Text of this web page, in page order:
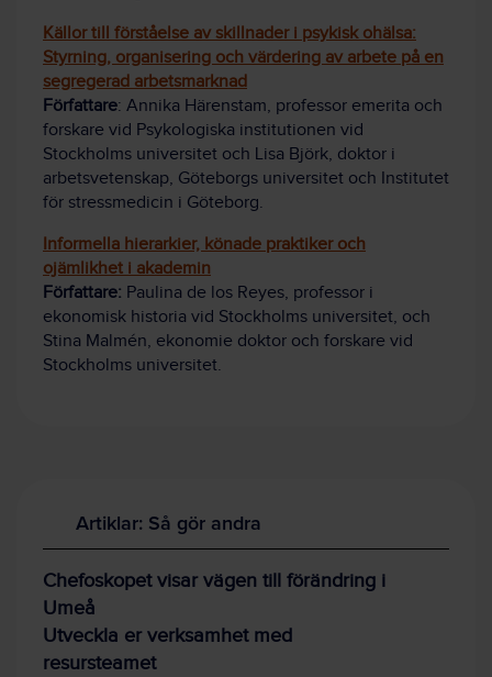
Källor till förståelse av skillnader i psykisk ohälsa:
Styrning, organisering och värdering av arbete på en
segregerad arbetsmarknad
Författare: Annika Härenstam, professor emerita och
forskare vid Psykologiska institutionen vid
Stockholms universitet och Lisa Björk, doktor i
arbetsvetenskap, Göteborgs universitet och Institutet
för stressmedicin i Göteborg.
Informella hierarkier, könade praktiker och
ojämlikhet i akademin
Författare: Paulina de los Reyes, professor i
ekonomisk historia vid Stockholms universitet, och
Stina Malmén, ekonomie doktor och forskare vid
Stockholms universitet.
Artiklar: Så gör andra
Chefoskopet visar vägen till förändring i
Umeå
Utveckla er verksamhet med
resursteamet